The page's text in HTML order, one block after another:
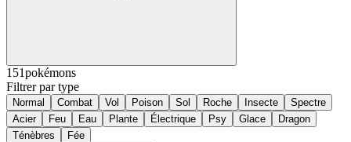
151pokémons
Filtrer par type
Normal Combat Vol Poison Sol Roche Insecte
Spectre
Acier
Feu Eau Plante Électrique Psy Glace
Dragon
Ténèbres
Fée